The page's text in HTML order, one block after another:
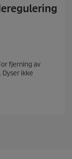
fjerning av
ikke